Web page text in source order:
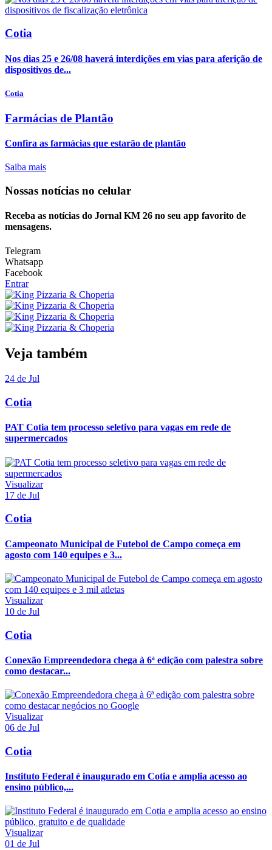
Cotia
Nos dias 25 e 26/08 haverá interdições em vias para aferição de
dispositivos de...
Cotia
Farmácias de Plantão
Confira as farmácias que estarão de plantão
Saiba mais
Nossas notícias no celular
Receba as notícias do Jornal KM 26 no seu app favorito de
mensagens.
Telegram
Whatsapp
Facebook
Entrar
Veja também
24 de Jul
Cotia
PAT Cotia tem processo seletivo para vagas em rede de
supermercados
Visualizar
17 de Jul
Cotia
Campeonato Municipal de Futebol de Campo começa em
agosto com 140 equipes e 3...
Visualizar
10 de Jul
Cotia
Conexão Empreendedora chega à 6ª edição com palestra sobre
como destacar...
Visualizar
06 de Jul
Cotia
Instituto Federal é inaugurado em Cotia e amplia acesso ao
ensino público,...
Visualizar
01 de Jul